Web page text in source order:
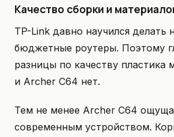
Качество сборки и
TP-Link давно научился делать
бюджетные роутеры. Поэтому
разницы по качеству пластика
и Archer C64 нет.
Тем не менее Archer C64
современным устройством.